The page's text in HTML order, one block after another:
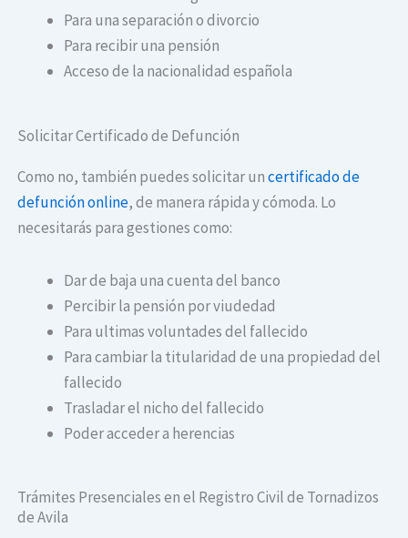
Para una separación o divorcio
Para recibir una pensión
Acceso de la nacionalidad española
Solicitar Certificado de Defunción
Como no, también puedes solicitar uncertificado de
defunción online, de manera rápida y cómoda. Lo
necesitarás para gestiones como:
Dar de baja una cuenta del banco
Percibir la pensión por viudedad
Para ultimas voluntades del fallecido
Para cambiar la titularidad de una propiedad del
fallecido
Trasladar el nicho del fallecido
Poder acceder a herencias
Trámites Presenciales en el Registro Civil de Tornadizos
de Avila